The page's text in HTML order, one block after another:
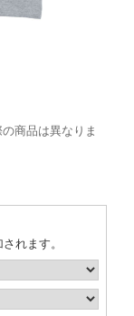
商品は異なりま
れます。